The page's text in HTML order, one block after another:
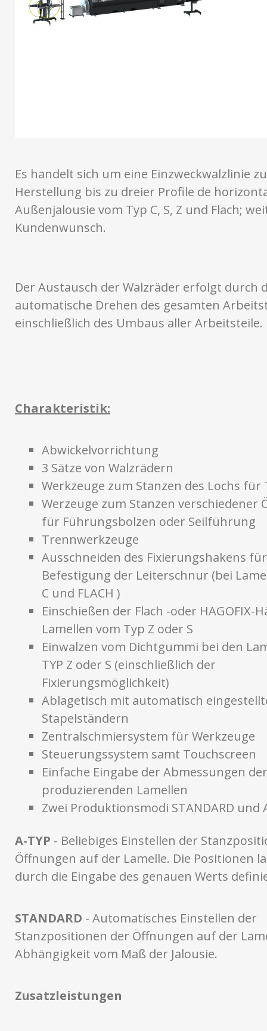
Es handelt sich um eine Einzweckwalzlinie
Herstellung bis zu dreier Profile de
Außenjalousie vom Typ C, S, Z und Flach;
Kundenwunsch.
Der Austausch der Walzräder erfolgt durch
automatische Drehen des gesamten
einschließlich des Umbaus aller Arbeitsteile.
Charakteristik:
Abwickelvorrichtung
3 Sätze von Walzrädern
Werkzeuge zum Stanzen des Lochs für
Werzeuge zum Stanzen verschiedener
für Führungsbolzen oder Seilführung
Trennwerkzeuge
Ausschneiden des Fixierungshakens
Befestigung der Leiterschnur (bei
C und FLACH )
Einschießen der Flach -oder HAGOFIX-
Lamellen vom Typ Z oder S
Einwalzen vom Dichtgummi bei den
TYP Z oder S (einschließlich der
Fixierungsmöglichkeit)
Ablagetisch mit automatisch
Stapelständern
Zentralschmiersystem für Werkzeuge
Steuerungssystem samt Touchscreen
Einfache Eingabe der Abmessungen
produzierenden Lamellen
Zwei Produktionsmodi STANDARD und
A-TYP - Beliebiges Einstellen der
Öffnungen auf der Lamelle. Die Positionen
durch die Eingabe des genauen Werts
STANDARD - Automatisches Einstellen der
Stanzpositionen der Öffnungen auf der
Abhängigkeit vom Maß der Jalousie.
Zusatzleistungen